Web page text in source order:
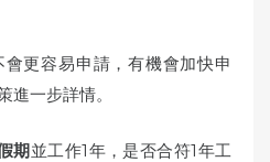
更容易申請，有機會加快申
進一步詳情。
期並工作1年，是否合符1年工